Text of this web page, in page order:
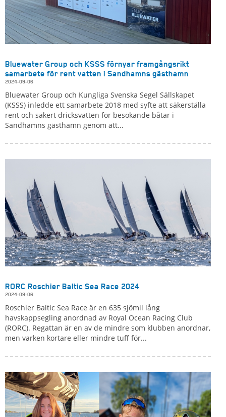
Bluewater Group och KSSS förnyar framgångsrikt
samarbete för rent vatten i Sandhamns gästhamn
2024-09-06
Bluewater Group och Kungliga Svenska Segel Sällskapet
(KSSS) inledde ett samarbete 2018 med syfte att säkerställa
rent och säkert dricksvatten för besökande båtar i
Sandhamns gästhamn genom att...
RORC Roschier Baltic Sea Race 2024
2024-09-06
Roschier Baltic Sea Race är en 635 sjömil lång
havskappsegling anordnad av Royal Ocean Racing Club
(RORC). Regattan är en av de mindre som klubben anordnar,
men varken kortare eller mindre tuff för...